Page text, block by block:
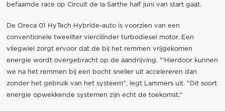
befaamde race op Circuit de la Sarthe half juni van start gaat.
De Oreca 01 HyTech Hybride-auto is voorzien van een
conventionele tweeliter viercilinder turbodiesel motor. Een
vliegwiel zorgt ervoor dat de bij het remmen vrijgekomen
energie wordt overgebracht op de aandrijving. "'Hierdoor kunnen
we na het remmen bij een bocht sneller uit accelereren dan
zonder het gebruik van het systeem", legt Lammers uit. "Dit soort
energie opwekkende systemen zijn echt de toekomst."